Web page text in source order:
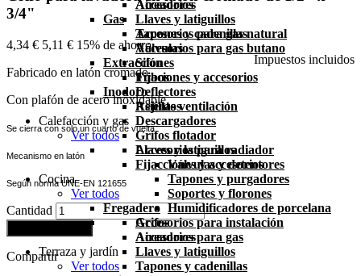
Aireadores
Llaves y latiguillos
Tapones y cadenillas
Válvulas
Sifones
Fijaciones y accesorios
Inodoro
Asientos
Descargadores
Grifos flotador
Llaves y latiguillos
Fijacciones y accesorios
Cocina
Ver todos
Fregadero
Grifos
Aireadores
Llaves y latiguillos
Tapones y cadenillas
Accesorios
Gas
Accesorios para gas natural
Accesorios para gas butano
Extracción
Tubos
Deflectores
Rejillas ventilación
Calefacción y gas
Ver todos
Accesorios para radiador
Válvulas y detentores
Tapones y purgadores
Soportes y florones
Humidificadores de porcelana
Accesorios para instalación
Accesorios para gas
Terraza y jardín
Ver todos
3/4"
4,34 € 5,11 € 15% de ahorro
Impuestos incluidos
Fabricado en latón cromado.
Con plafón de acero inoxidable.
Se cierra con solo un cuarto de vuelta.
Mecanismo en latón
Según norma UNE-EN 121655
Cantidad
Compartir